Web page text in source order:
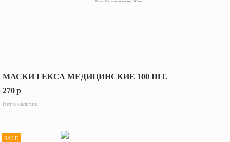
МАСКИ ГЕКСА МЕДИЦИНСКИЕ 100 ШТ.
270p
Нет в наличии
SALE